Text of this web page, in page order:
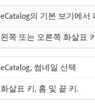
eCatalog의 기본 보기에
왼쪽 또는 오른쪽 화살표
eCatalog, 썸네일 선택
화살표 키, 홈 및 끝 키.